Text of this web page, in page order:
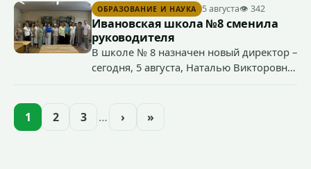
Сергеем Глазковым, Дмитрием
Хохловым и Сергеем Павленко.
ОБРАЗОВАНИЕ И НАУКА 5 августа👁 342
Ивановская школа №8 сменила
руководителя
В школе № 8 назначен новый директор –
сегодня, 5 августа, Наталью Викторовну
образовательного учреждения.
1 2 3 … › »